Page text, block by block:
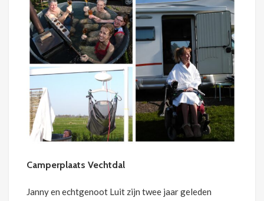
Camperplaats Vechtdal
Janny en echtgenoot Luit zijn twee jaar geleden